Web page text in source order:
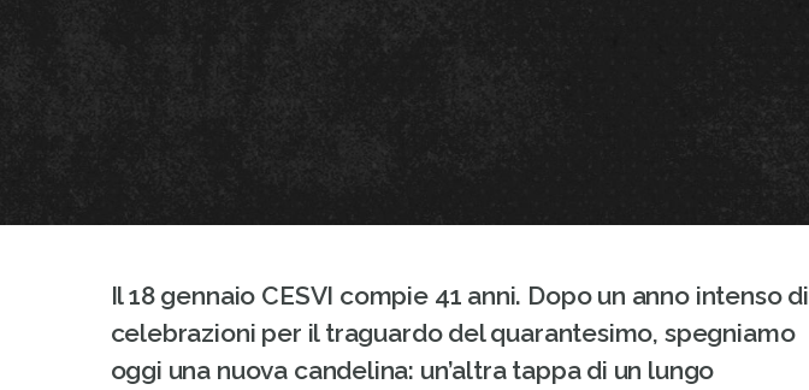
Il 18 gennaio CESVI compie 41 anni. Dopo un anno intenso di
celebrazioni per il traguardo del quarantesimo, spegniamo
oggi una nuova candelina: un’altra tappa di un lungo